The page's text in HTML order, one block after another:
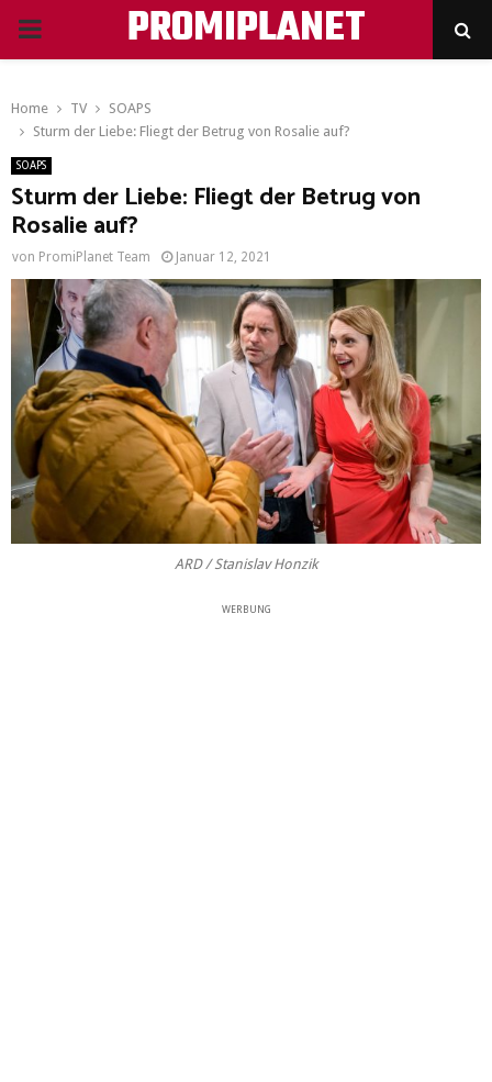
PRIMARY
PROMIPLANET
Home TV
SOAPS
Sturm der Liebe: Fliegt der Betrug von Rosalie auf?
SOAPS
Sturm der Liebe: Fliegt der Betrug von
Rosalie auf?
von PromiPlanet Team Januar 12, 2021
ARD / Stanislav Honzik
WERBUNG